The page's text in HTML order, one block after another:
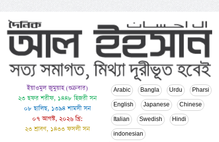
ইয়াওমুল জুমুয়াহ (শুক্রবার)
২৩ ছফর শরীফ, ১৪৪৮ হিজরী সন
০৮ ছালিছ, ১৩৯৪ শামসী সন
০৭ আগস্ট, ২০২৬ খ্রি:
২৩ শ্রাবণ, ১৪৩৩ ফসলী সন
Arabic Bangla Urdu Pharsi
English Japanese Chinese
Italian Swedish Hindi
indonesian